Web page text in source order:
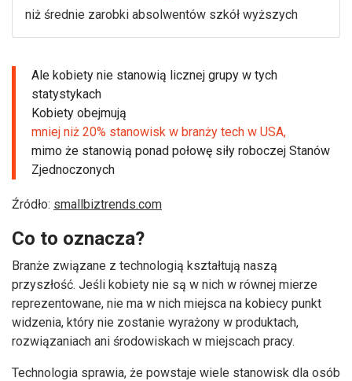
niż średnie zarobki absolwentów szkół wyższych
Ale kobiety nie stanowią licznej grupy w tych
statystykach
Kobiety obejmują
mniej niż 20% stanowisk w branży tech w USA,
mimo że stanowią ponad połowę siły roboczej Stanów
Zjednoczonych
Źródło: smallbiztrends.com
Co to oznacza?
Branże związane z technologią kształtują naszą
przyszłość. Jeśli kobiety nie są w nich w równej mierze
reprezentowane, nie ma w nich miejsca na kobiecy punkt
widzenia, który nie zostanie wyrażony w produktach,
rozwiązaniach ani środowiskach w miejscach pracy.
Technologia sprawia, że powstaje wiele stanowisk dla osób